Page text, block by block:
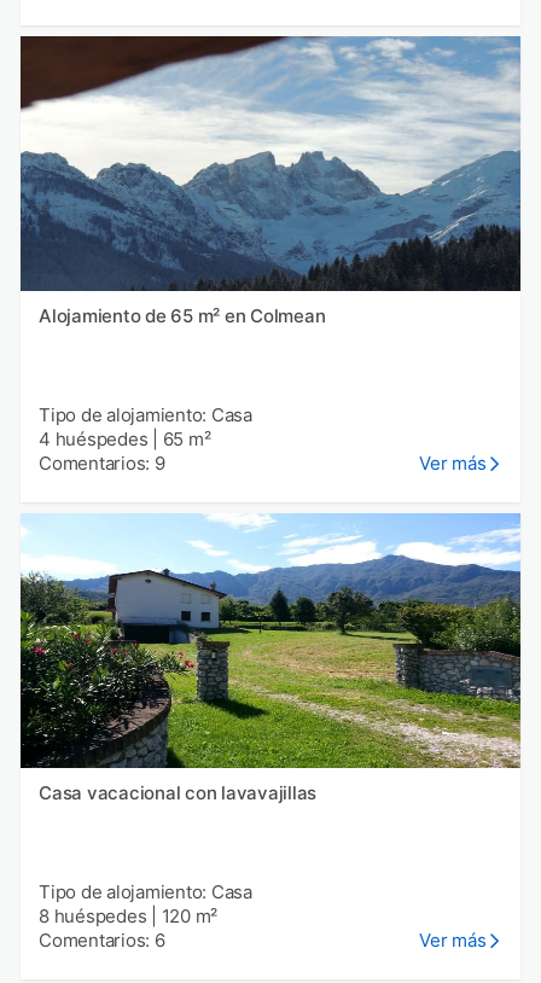
Alojamiento de 65 m² en Colmean
Tipo de alojamiento: Casa
4 huéspedes
65 m²
Comentarios: 9
Ver más
Casa vacacional con lavavajillas
Tipo de alojamiento: Casa
8 huéspedes
120 m²
Comentarios: 6
Ver más